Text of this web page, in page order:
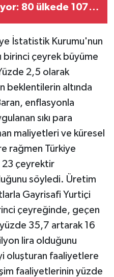
80 ülkede 107
İstatistik Kurumu'nun
birinci çeyrek büyüme
2,5 olarak
beklentilerin altında
enflasyonla
sıkı para
maliyetleri ve küresel
rağmen Türkiye
23 çeyrektir
söyledi. Üretim
Gayrisafi Yurtiçi
çeyreğinde, geçen
yüzde 35,7 artarak 16
lira olduğunu
oluşturan faaliyetlere
faaliyetlerinin yüzde